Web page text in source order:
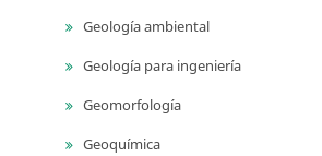
Geología ambiental
Geología para ingeniería
Geomorfología
Geoquímica